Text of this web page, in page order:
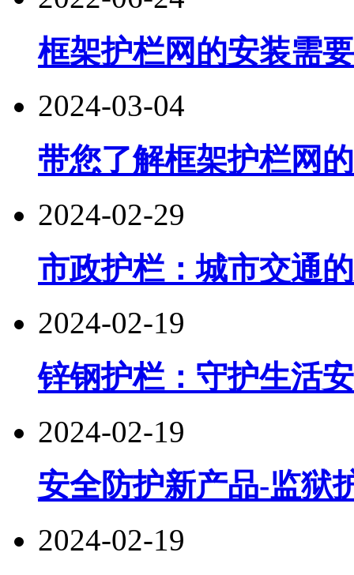
框架护栏网的安装需
2024-03-04
带您了解框架护栏网
2024-02-29
市政护栏：城市交通
2024-02-19
锌钢护栏：守护生活
2024-02-19
安全防护新产品-监狱
2024-02-19